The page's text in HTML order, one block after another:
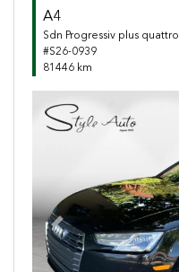
A4
Sdn Progressiv plus quattro
#S26-0939
81446 km
Previous